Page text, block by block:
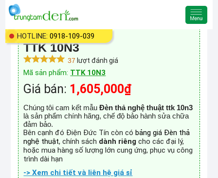
HOTLINE:0918-109-039
Đèn thả nghệ thuật
TTK 10N3
37 lượt đánh giá
Mã sản phẩm: TTK 10N3
Giá bán: 1,605,000₫
Chúng tôi cam kết mẫuĐèn thả nghệ thuật ttk 10n3
là sản phẩm chính hãng, chế độ bảo hành sửa chữa
đảm bảo.
Bên cạnh đó Điện Đức Tín còn cóbảng giá Đèn thả
nghệ thuật, chính sách dành riêng cho các đại lý,
hoặc mua hàng số lượng lớn cung ứng, phục vụ công
trình dài hạn
-> Xem chi tiết và liên hệ giá sỉ